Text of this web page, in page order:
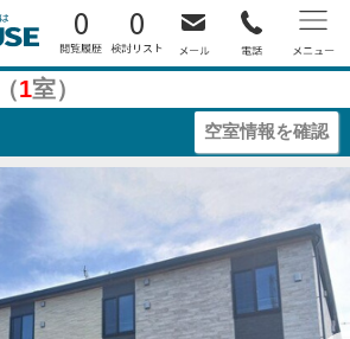
0 0
1室）
空室情報を確認